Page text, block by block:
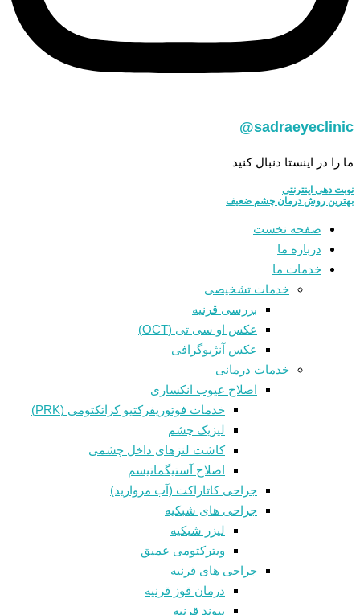
sadraeyeclinic@
ما را در اینستا دنبال کنید
نوبت دهی اینترنتی
بهترین روش درمان چشم ضعیف
صفحه نخست
درباره ما
خدمات ما
خدمات تشخیصی
بررسی قرنیه
عکس او سی تی (OCT)
عکس آنژیوگرافی
خدمات درمانی
اصلاح عیوب انکساری
خدمات فوتوريفرکتيو کراتکتومی (PRK)
لیزیک چشم
کاشت لنزهای داخل چشمی
اصلاح آستیگماتیسم
جراحی کاتاراکت (آب مروارید)
جراحی های شبکیه
لیزر شبکیه
ویترکتومی عمیق
جراحی های قرنیه
درمان قوز قرنيه
پیوند قرنیه